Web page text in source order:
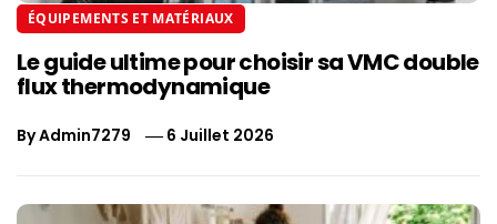
ÉQUIPEMENTS ET MATÉRIAUX
Le guide ultime pour choisir sa VMC double
flux thermodynamique
ByAdmin7279 6 Juillet 2026